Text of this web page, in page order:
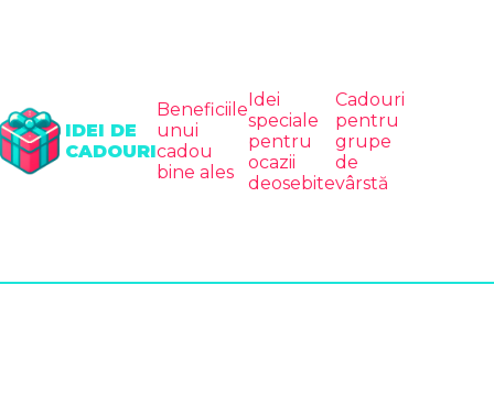
IDEI DE
CADOURI
Beneficiile
unui
cadou
bine ales
Idei
speciale
pentru
ocazii
deosebite
Cadouri
pentru
grupe
de
vârstă